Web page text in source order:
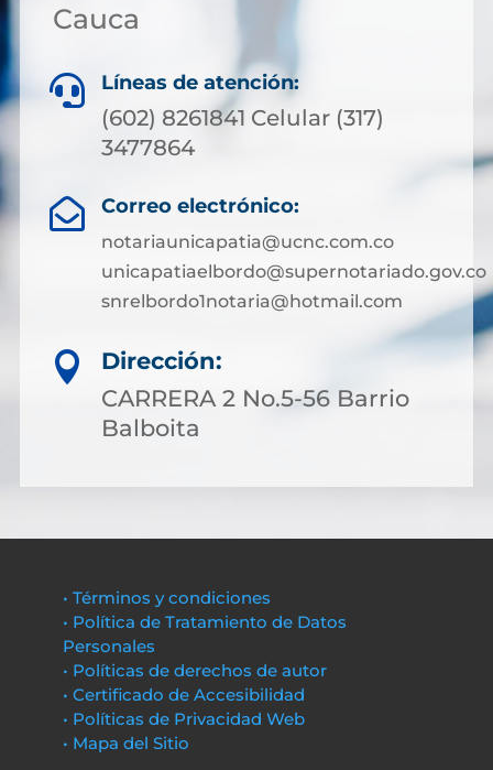
Cauca
 Líneas de atención:
(602) 8261841 Celular (317)
3477864
 Correo electrónico:
notariaunicapatia@ucnc.com.co
unicapatiaelbordo@supernotariado.gov.co
snrelbordo1notaria@hotmail.com

Dirección:
CARRERA 2 No.5-56 Barrio
Balboita
• Términos y condiciones
• Política de Tratamiento de Datos
Personales
• Políticas de derechos de autor
• Certificado de Accesibilidad
• Políticas de Privacidad Web
• Mapa del Sitio